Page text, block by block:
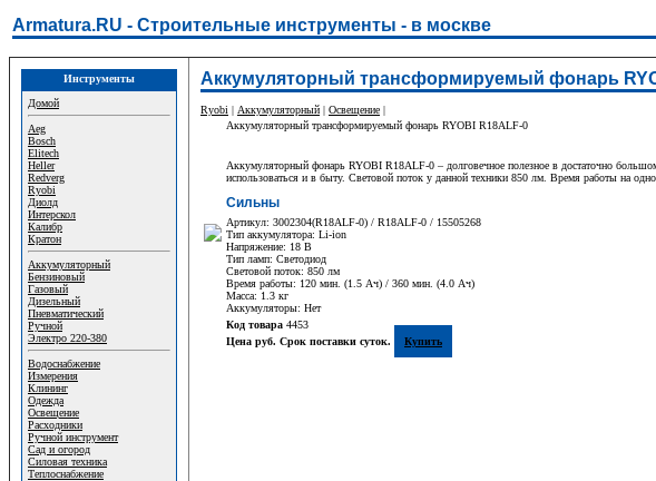
Armatura.RU - Строительные инструменты - в москве
Инструменты
Домой
Aeg
Bosch
Elitech
Heller
Redverg
Ryobi
Диолд
Интерскол
Калибр
Кратон
Аккумуляторный
Бензиновый
Газовый
Дизельный
Пневматический
Ручной
Электро 220-380
Водоснабжение
Измерения
Клининг
Одежда
Освещение
Расходники
Ручной инструмент
Сад и огород
Силовая техника
Теплоснабжение
Аккумуляторный трансформируемый фонарь
Ryobi | Аккумуляторный | Освещение |
Аккумуляторный трансформируемый фонарь RYOBI R18ALF-0
Аккумуляторный фонарь RYOBI R18ALF-0 – долговечное полезное в достаточно
использоваться и в быту. Световой поток у данной техники 850 лм. Время работы на
Сильны
Артикул: 3002304(R18ALF-0) / R18ALF-0 / 15505268
Тип аккумулятора: Li-ion
Напряжение: 18 В
Тип ламп: Светодиод
Световой поток: 850 лм
Время работы: 120 мин. (1.5 Ач) / 360 мин. (4.0 Ач)
Масса: 1.3 кг
Аккумуляторы: Нет
Код товара 4453
Цена руб. Срок поставки суток.
Купить